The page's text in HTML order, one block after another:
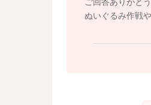
ぬいぐるみを椅
ぬいぐるみ作戦